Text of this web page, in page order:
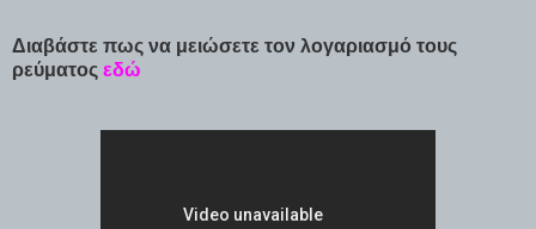
Διαβάστε πως να μειώσετε τον λογαριασμό τους
ρεύματος εδώ